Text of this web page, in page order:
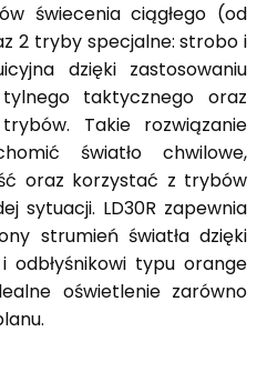
świecenia ciągłego (od
2 tryby specjalne: strobo i
dzięki zastosowaniu
taktycznego oraz
Takie rozwiązanie
światło chwilowe,
oraz korzystać z trybów
sytuacji. LD30R zapewnia
strumień światła dzięki
odbłyśnikowi typu orange
oświetlenie zarówno